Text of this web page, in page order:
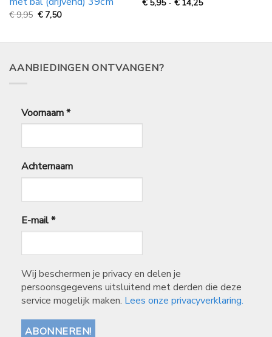
€9,95 Oorspronkelijke
prijs
9,95.
€ 7,50Huidige
7,50.
€ 5,95 - € 14,25
14,25
AANBIEDINGEN ONTVANGEN?
Voornaam*
Achternaam
E-mail*
Wij beschermen je privacy en delen je
persoonsgegevens uitsluitend met derden die deze
service mogelijk maken. Lees onze privacyverklaring.